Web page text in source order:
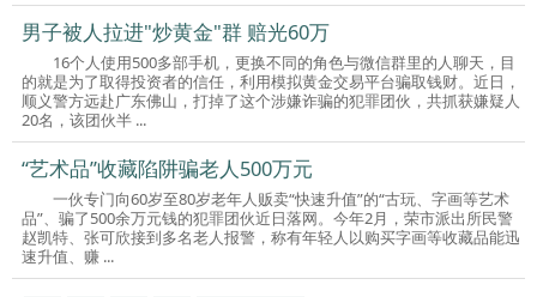
男子被人拉进"炒黄金"群 赔光60万
16个人使用500多部手机，更换不同的角色与微信群里的人聊天，目
的就是为了取得投资者的信任，利用模拟黄金交易平台骗取钱财。近日，
顺义警方远赴广东佛山，打掉了这个涉嫌诈骗的犯罪团伙，共抓获嫌疑人
20名，该团伙半 ...
“艺术品”收藏陷阱骗老人500万元
一伙专门向60岁至80岁老年人贩卖“快速升值”的“古玩、字画等艺术
品”、骗了500余万元钱的犯罪团伙近日落网。今年2月，荣市派出所民警
赵凯特、张可欣接到多名老人报警，称有年轻人以购买字画等收藏品能迅
速升值、赚 ...